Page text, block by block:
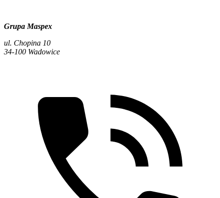
Grupa Maspex
ul. Chopina 10
34-100 Wadowice